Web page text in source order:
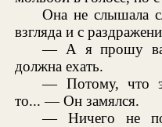
Она не слышала
взгляда и с
— А я прошу
должна ехать.
— Потому, что
то... — Он замялся.
— Ничего не